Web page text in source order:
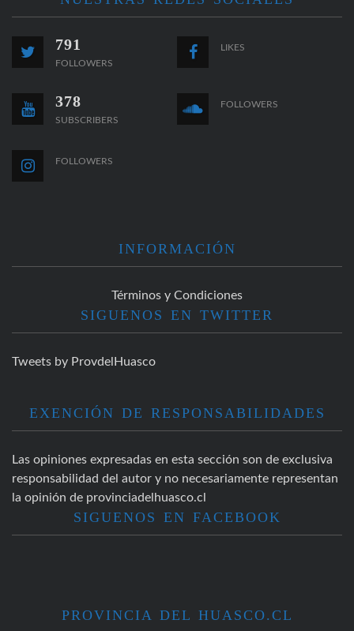
791
FOLLOWERS
LIKES
378
SUBSCRIBERS
FOLLOWERS
FOLLOWERS
INFORMACIÓN
Términos y Condiciones
SIGUENOS EN TWITTER
Tweets by ProvdelHuasco
EXENCIÓN DE RESPONSABILIDADES
Las opiniones expresadas en esta sección son de exclusiva
responsabilidad del autor y no necesariamente representan
la opinión de provinciadelhuasco.cl
SIGUENOS EN FACEBOOK
PROVINCIA DEL HUASCO.CL